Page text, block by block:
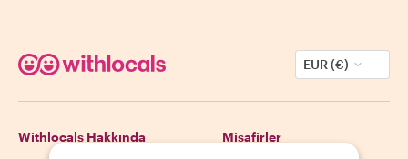
EUR (€)
Withlocals Hakkında Misafirler